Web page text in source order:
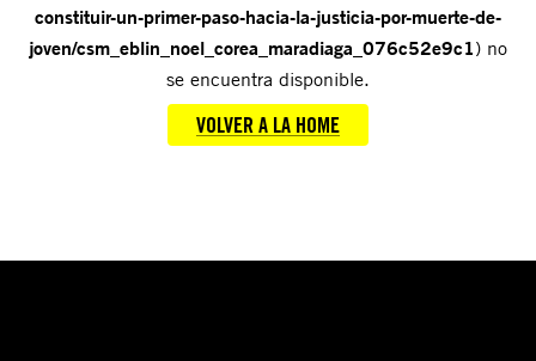
constituir-un-primer-paso-hacia-la-justicia-por-muerte-de-
joven/csm_eblin_noel_corea_maradiaga_076c52e9c1) no
se encuentra disponible.
VOLVER A LA HOME